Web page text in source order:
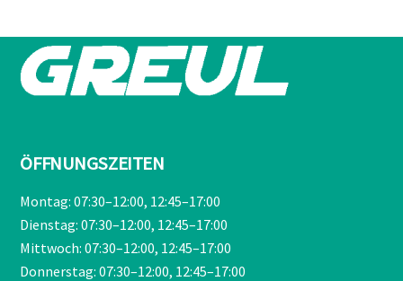
ÖFFNUNGSZEITEN
Montag: 07:30–12:00, 12:45–17:00
Dienstag: 07:30–12:00, 12:45–17:00
Mittwoch: 07:30–12:00, 12:45–17:00
Donnerstag: 07:30–12:00, 12:45–17:00